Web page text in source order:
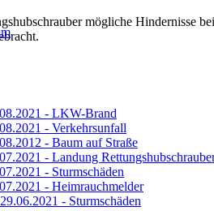
mögliche Hindernisse
- LKW-Brand
- Verkehrsunfall
- Baum auf Straße
- Landung
- Sturmschäden
- Heimrauchmelder
- Sturmschäden